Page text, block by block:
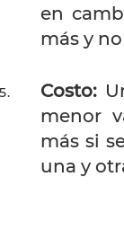
en
más y
Costo:
menor
más si
una y